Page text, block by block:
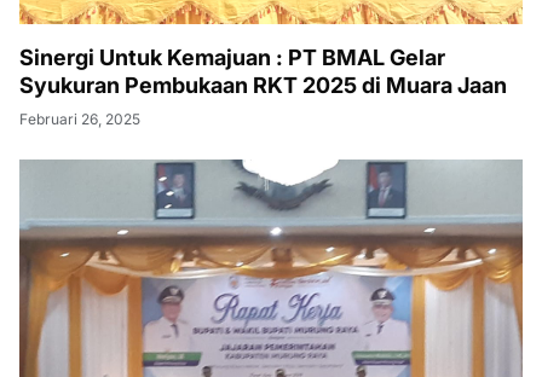
Sinergi Untuk Kemajuan : PT BMAL Gelar
Syukuran Pembukaan RKT 2025 di Muara Jaan
Februari 26, 2025